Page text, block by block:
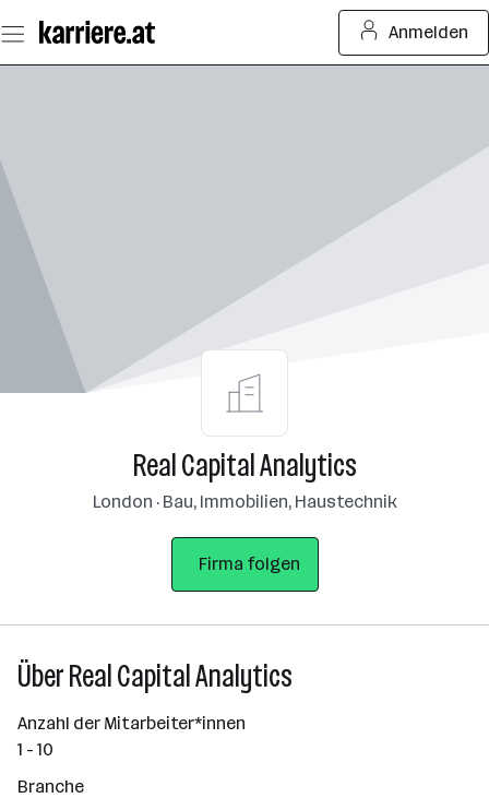
Seiteninhalt
springen
Anmelden
Real Capital Analytics
London · Bau, Immobilien, Haustechnik
Firma folgen
Über Real Capital Analytics
Anzahl der Mitarbeiter*innen
1 - 10
Branche